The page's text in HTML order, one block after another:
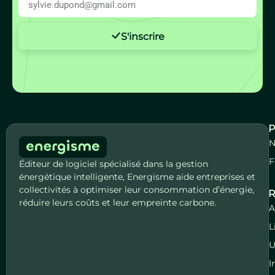
S'inscrire
Éditeur de logiciel spécialisé dans la gestion
énergétique intelligente, Energisme aide entreprises et
collectivités à optimiser leur consommation d’énergie,
réduire leurs coûts et leur empreinte carbone.